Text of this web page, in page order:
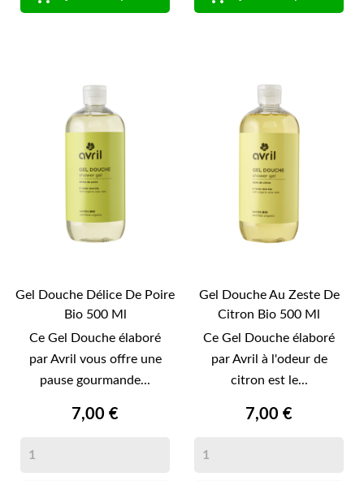
Gel Douche Délice De Poire
Bio 500 Ml
Ce Gel Douche élaboré
par Avril vous offre une
pause gourmande...
7,00 €
Gel Douche Au Zeste De
Citron Bio 500 Ml
Ce Gel Douche élaboré
par Avril à l'odeur de
citron est le...
7,00 €